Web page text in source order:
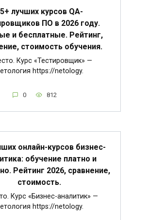
лучших курсов QA-
ПО в 2026 году.
и бесплатные. Рейтинг,
стоимость обучения.
Курс «Тестировщик» —
https://netology.
0 812
онлайн-курсов бизнес-
обучение платно и
Рейтинг 2026, сравнение,
стоимость.
Курс «Бизнес-аналитик» —
https://netology.